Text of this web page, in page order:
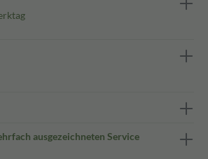
ausgezeichneten Service